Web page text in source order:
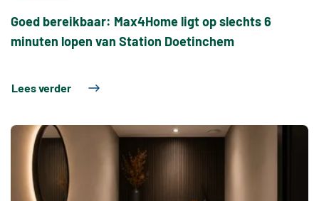
Goed bereikbaar: Max4Home ligt op slechts 6
minuten lopen van Station Doetinchem
Lees verder